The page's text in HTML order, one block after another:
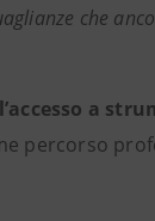
che
l’accesso a
percorso